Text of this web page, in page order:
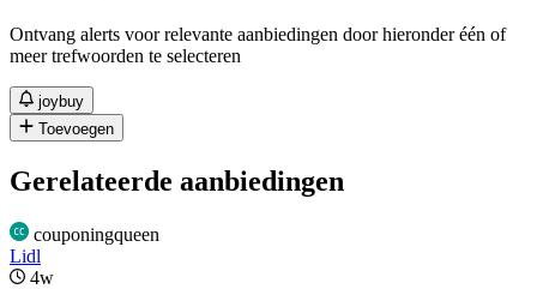
Ontvang alerts voor relevante aanbiedingen door hieronder één of
meer trefwoorden te selecteren
joybuy
Toevoegen
Gerelateerde aanbiedingen
couponingqueen
Lidl
4w